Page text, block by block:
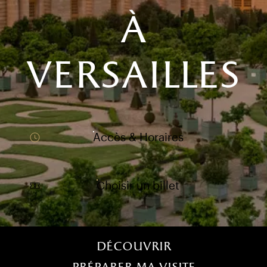
onglet)
nouvel onglet)
fenêtre modale)
de l'application (ouverture dans un nouvel onglet)
à
versailles
Accès & Horaires
Choisir un billet
Découvrir